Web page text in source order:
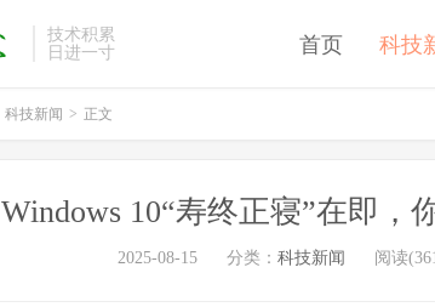
技术积累
日进一寸
首页 科技
科技新闻 > 正文
Windows 10“寿终正寝”在即，
2025-08-15 分类： 科技新闻 阅读